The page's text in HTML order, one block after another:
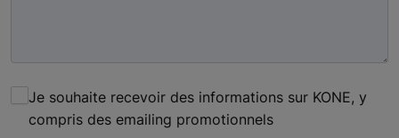
Je souhaite recevoir des informations sur KONE, y
compris des emailing promotionnels